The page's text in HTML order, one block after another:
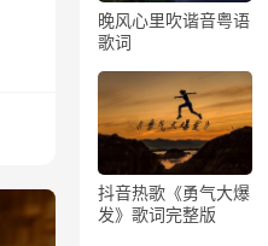
晚风心里吹谐音粤语
歌词
抖音热歌《勇气大爆
发》歌词完整版